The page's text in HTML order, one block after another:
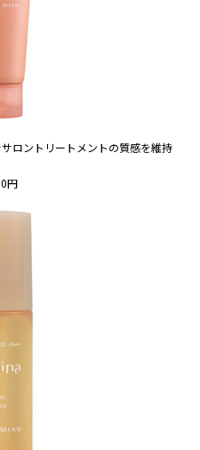
ロントリートメントの質感を維持
円